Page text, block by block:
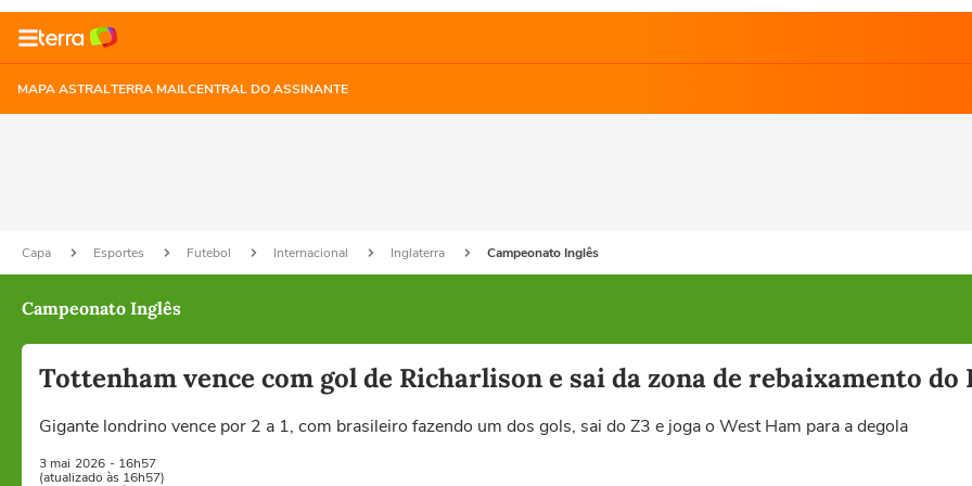
MAPA ASTRALTERRA MAILCENTRAL DO ASSINANTE
Capa Esportes Futebol Internacional Inglaterra Campeonato Inglês
Campeonato Inglês
Tottenham vence com gol de Richarlison e sai da zona de rebaixamento do
Gigante londrino vence por 2 a 1, com brasileiro fazendo um dos gols, sai do Z3 e joga o West Ham para a degola
3 mai 2026 - 16h57
(atualizado às 16h57)